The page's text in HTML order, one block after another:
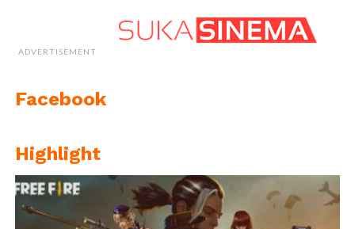
ADVERTISEMENT
Facebook
Highlight